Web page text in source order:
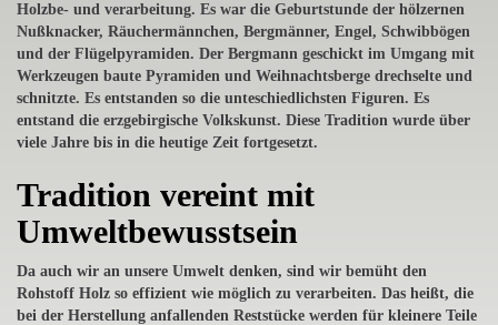
Holzbe- und verarbeitung. Es war die Geburtstunde der hölzernen
Nußknacker, Räuchermännchen, Bergmänner, Engel, Schwibbögen
und der Flügelpyramiden. Der Bergmann geschickt im Umgang mit
Werkzeugen baute Pyramiden und Weihnachtsberge drechselte und
schnitzte. Es entstanden so die unteschiedlichsten Figuren. Es
entstand die erzgebirgische Volkskunst. Diese Tradition wurde über
viele Jahre bis in die heutige Zeit fortgesetzt.
Tradition vereint mit
Umweltbewusstsein
Da auch wir an unsere Umwelt denken, sind wir bemüht den
Rohstoff Holz so effizient wie möglich zu verarbeiten. Das heißt, die
bei der Herstellung anfallenden Reststücke werden für kleinere Teile